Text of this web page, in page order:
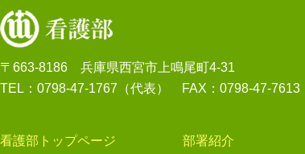
〒663-8186 兵庫県西宮市上鳴尾町4-31
TEL：0798-47-1767（代表） FAX：0798-47-7613
看護部トップページ 部署紹介